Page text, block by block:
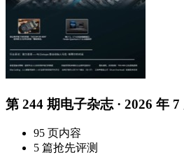
第 244 期电子杂志 · 2026 年
95 页内容
5 篇抢先评测